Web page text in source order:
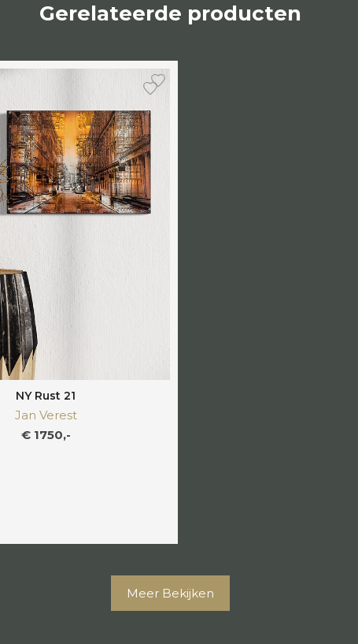
Gerelateerde producten
NY Rust 21
Jan Verest
€ 1750,-
Meer Bekijken